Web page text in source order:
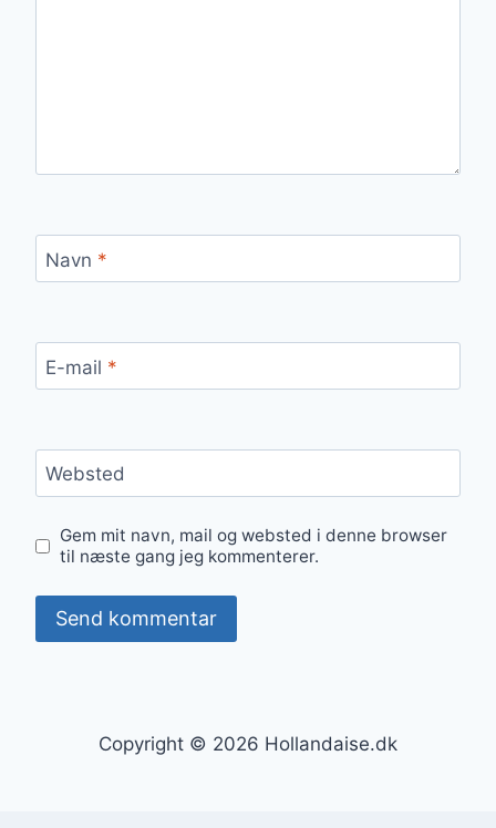
Navn *
E-mail *
Websted
Gem mit navn, mail og websted i denne browser
til næste gang jeg kommenterer.
Copyright © 2026 Hollandaise.dk